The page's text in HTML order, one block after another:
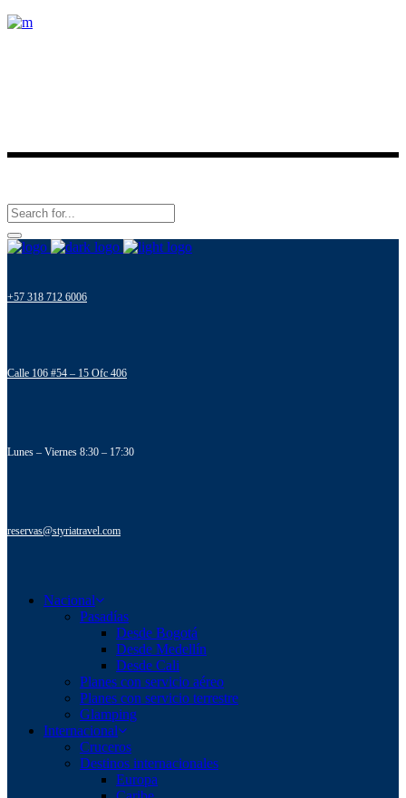
+57 318 712 6006
Calle 106 #54 – 15 Ofc 406
Lunes – Viernes 8:30 – 17:30
reservas@styriatravel.com
Nacional
Pasadías
Desde Bogotá
Desde Medellín
Desde Cali
Planes con servicio aéreo
Planes con servicio terrestre
Glamping
Internacional
Cruceros
Destinos internacionales
Europa